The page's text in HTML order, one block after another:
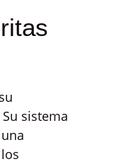
Su sistema